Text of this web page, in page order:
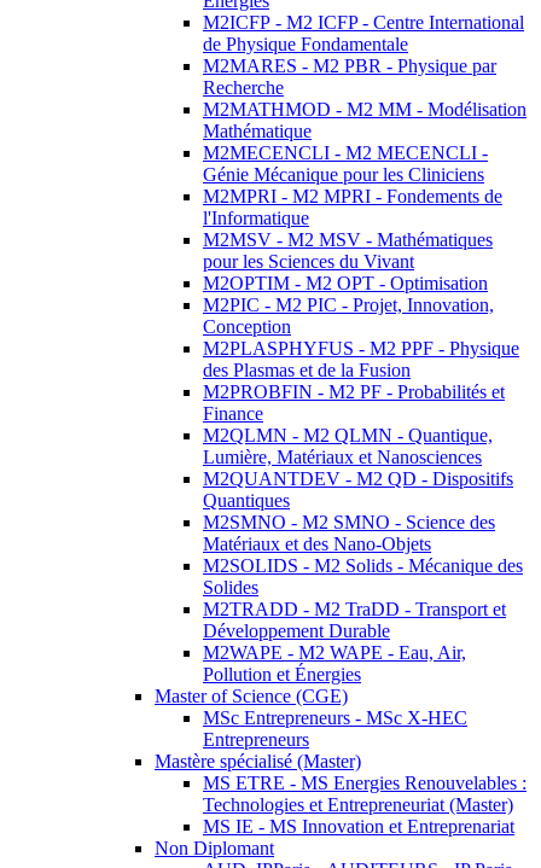
M2ICFP - M2 ICFP - Centre International
de Physique Fondamentale
M2MARES - M2 PBR - Physique par
Recherche
M2MATHMOD - M2 MM - Modélisation
Mathématique
M2MECENCLI - M2 MECENCLI -
Génie Mécanique pour les Cliniciens
M2MPRI - M2 MPRI - Fondements de
l'Informatique
M2MSV - M2 MSV - Mathématiques
pour les Sciences du Vivant
M2OPTIM - M2 OPT - Optimisation
M2PIC - M2 PIC - Projet, Innovation,
Conception
M2PLASPHYFUS - M2 PPF - Physique
des Plasmas et de la Fusion
M2PROBFIN - M2 PF - Probabilités et
Finance
M2QLMN - M2 QLMN - Quantique,
Lumière, Matériaux et Nanosciences
M2QUANTDEV - M2 QD - Dispositifs
Quantiques
M2SMNO - M2 SMNO - Science des
Matériaux et des Nano-Objets
M2SOLIDS - M2 Solids - Mécanique des
Solides
M2TRADD - M2 TraDD - Transport et
Développement Durable
M2WAPE - M2 WAPE - Eau, Air,
Pollution et Énergies
Master of Science (CGE)
MSc Entrepreneurs - MSc X-HEC
Entrepreneurs
Mastère spécialisé (Master)
MS ETRE - MS Energies Renouvelables :
Technologies et Entrepreneuriat (Master)
MS IE - MS Innovation et Entreprenariat
Non Diplomant